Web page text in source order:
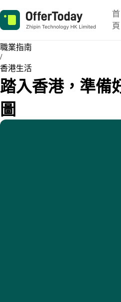
首
頁
職業指南
/
香港生活
踏入香港，準備
圖